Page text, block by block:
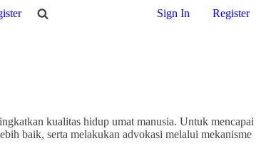
Sign In
Register
kualitas hidup umat manusia. Untuk mencapai
baik, serta melakukan advokasi melalui mekanisme